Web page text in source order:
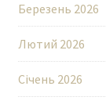
Березень 2026
Лютий 2026
Січень 2026